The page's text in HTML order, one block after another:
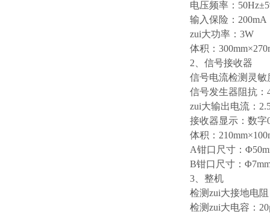
电压频率：
输入保险：200mA
zui大功率：3W
体积：
2、信号接收器
信号电流检测灵敏
信号发生器阻抗：
zui大输出电流：
接收器显示：数字
体积：
A钳口尺寸：
B钳口尺寸：
3、整机
检测zui大接地电
检测zui大电容：